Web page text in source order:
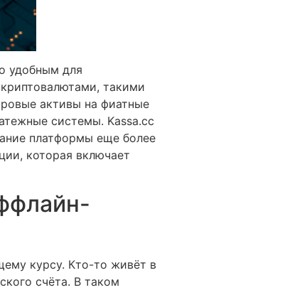
удобным для
такими
активы на фиатные
системы. Kassa.cc
платформы еще более
которая включает
курсу. Кто-то живёт в
счёта. В таком